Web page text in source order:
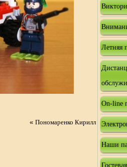
« Пономаренко Кирилл
Летняя
On-line
Наши